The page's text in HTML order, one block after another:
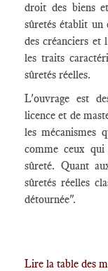
droit des biens
sûretés établit un
des créanciers et
les traits
sûretés réelles.
L'ouvrage est
licence et de
les mécanismes
comme ceux
sûreté. Quant
sûretés réelles
détournée".
Lire la table des